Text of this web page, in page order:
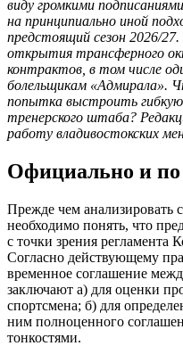
виду громкими
на принципиально иной
предстоящий сезон 2026/
открытия трансферного
контрактов, в том числе
болельщикам «Адмирала».
попытка выстроить
тренерского штаба?
работу владивостокских
Официально и
Прежде чем анализировать
необходимо понять, что
с точки зрения регламента
Согласно действующему
временное соглашение
заключают а) для оценки
спортсмена; б) для
ним полноценного
тонкостями.